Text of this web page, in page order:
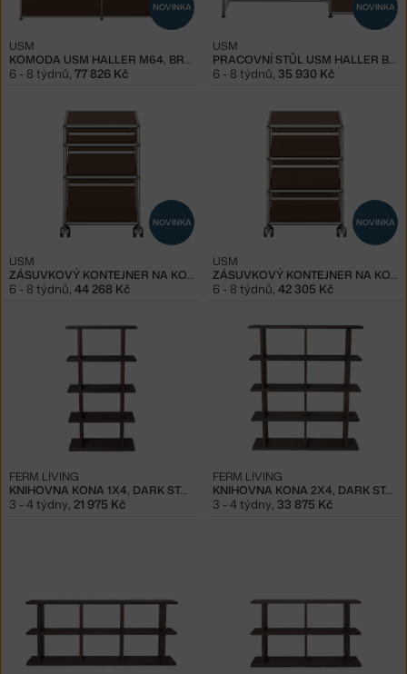
NOVINKA
KOMODA USM HALLER M64, BROWN
USM
6 - 8 týdnů, 77 826 Kč
NOVINKA
PRACOVNÍ STŮL USM HALLER B21, BROWN
USM
6 - 8 týdnů, 35 930 Kč
NOVINKA
ZÁSUVKOVÝ KONTEJNER NA KOLEČKÁCH USM HALLER M63, BROWN
USM
6 - 8 týdnů, 44 268 Kč
NOVINKA
ZÁSUVKOVÝ KONTEJNER NA KOLEČKÁCH USM HALLER M26, BROWN
USM
6 - 8 týdnů, 42 305 Kč
KNIHOVNA KONA 1X4, DARK STAINED
FERM LIVING
3 - 4 týdny, 21 975 Kč
KNIHOVNA KONA 2X4, DARK STAINED
FERM LIVING
3 - 4 týdny, 33 875 Kč